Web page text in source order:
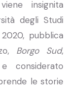
insignita
degli Studi
2020, pubblica
Borgo Sud,
considerato
le storie